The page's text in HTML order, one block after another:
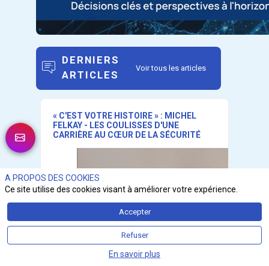
DERNIERS
ARTICLES
Voir tous les articles
« C'EST VOTRE HISTOIRE » : MICHEL
FELKAY - LES COULISSES D'UNE
CARRIÈRE AU CŒUR DE LA SÉCURITÉ
A PROPOS DES COOKIES
Ce site utilise des cookies visant à améliorer votre expérience.
Accepter
Refuser
En savoir plus